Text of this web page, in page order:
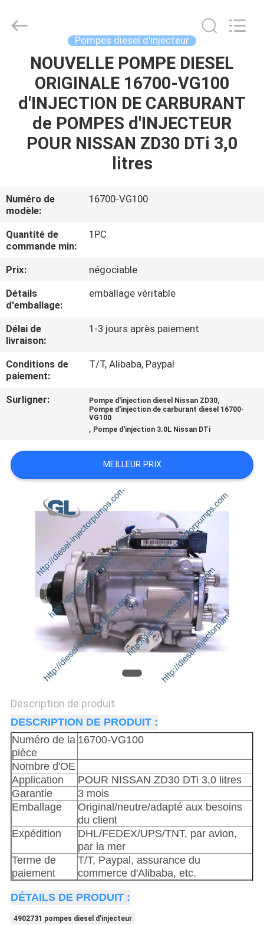
MAISON
PRODUITS
À
PROPOS
DE
NOUS
VISITE
DE
CONTRÔLE
QUALITÉ
PLAN
POLITIQUE
CONFIDENTIALITÉ
Parts
Pompes diesel d'injecteur
NOUVELLE POMPE DIESEL
ORIGINALE 16700-VG100
d'INJECTION DE CARBURANT
de POMPES d'INJECTEUR
POUR NISSAN ZD30 DTi 3,0
litres
Numéro de
modèle:
16700-VG100
Quantité de
commande min:
1PC
Prix:
négociable
Détails
d'emballage:
emballage véritable
Délai de
livraison:
1-3 jours après paiement
Conditions de
paiement:
T/T, Alibaba, Paypal
Surligner: Pompe d'injection diesel Nissan ZD30,
Pompe d'injection de carburant diesel 16700-
VG100
, Pompe d'injection 3.0L Nissan DTi
MEILLEUR PRIX
Description de produit
DESCRIPTION DE PRODUIT :
Numéro de la
pièce
16700-VG100
Nombre d'OE
Application
POUR NISSAN ZD30 DTi 3,0 litres
Garantie
3 mois
Emballage
Original/neutre/adapté aux besoins
du client
Expédition
DHL/FEDEX/UPS/TNT, par avion,
par la mer
Terme de
paiement
T/T, Paypal, assurance du
commerce d'Alibaba, etc.
DÉTAILS DE PRODUIT :
4902731 pompes diesel d'injecteur